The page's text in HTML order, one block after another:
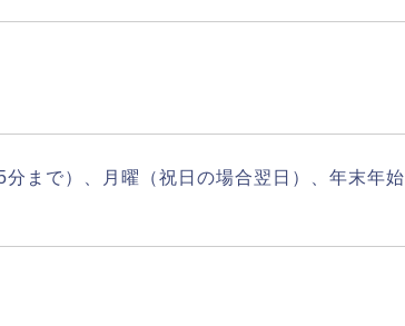
まで）、月曜（祝日の場合翌日）、年末年始